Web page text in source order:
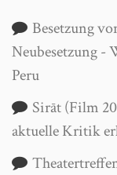
Besetzung
Neubesetzung -
Peru
Sirāt (Film
aktuelle Kritik